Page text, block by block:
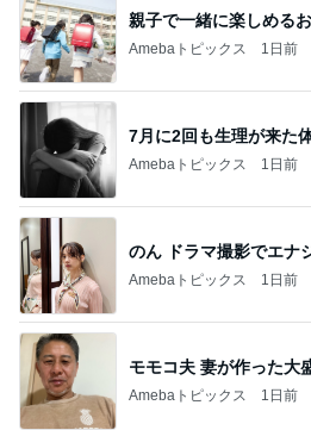
親子で一緒に楽しめる
Amebaトピックス 1日前
7月に2回も生理が来た
Amebaトピックス 1日前
のん ドラマ撮影でエナ
Amebaトピックス 1日前
モモコ夫 妻が作った大
Amebaトピックス 1日前